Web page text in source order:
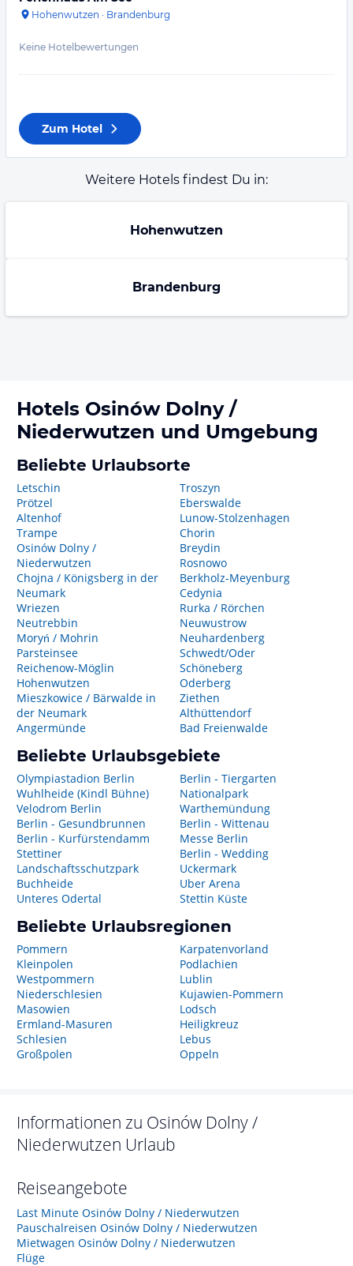
Hohenwutzen · Brandenburg
Keine Hotelbewertungen
Zum Hotel
Weitere Hotels findest Du in:
Hohenwutzen
Brandenburg
Hotels Osinów Dolny /
Niederwutzen und Umgebung
Beliebte Urlaubsorte
Letschin
Prötzel
Altenhof
Trampe
Osinów Dolny /
Niederwutzen
Chojna / Königsberg in der
Neumark
Wriezen
Neutrebbin
Moryń / Mohrin
Parsteinsee
Reichenow-Möglin
Hohenwutzen
Mieszkowice / Bärwalde in
der Neumark
Angermünde
Troszyn
Eberswalde
Lunow-Stolzenhagen
Chorin
Breydin
Rosnowo
Berkholz-Meyenburg
Cedynia
Rurka / Rörchen
Neuwustrow
Neuhardenberg
Schwedt/Oder
Schöneberg
Oderberg
Ziethen
Althüttendorf
Bad Freienwalde
Beliebte Urlaubsgebiete
Olympiastadion Berlin
Wuhlheide (Kindl Bühne)
Velodrom Berlin
Berlin - Gesundbrunnen
Berlin - Kurfürstendamm
Stettiner
Landschaftsschutzpark
Buchheide
Unteres Odertal
Berlin - Tiergarten
Nationalpark
Warthemündung
Berlin - Wittenau
Messe Berlin
Berlin - Wedding
Uckermark
Uber Arena
Stettin Küste
Beliebte Urlaubsregionen
Pommern
Kleinpolen
Westpommern
Niederschlesien
Masowien
Ermland-Masuren
Schlesien
Großpolen
Karpatenvorland
Podlachien
Lublin
Kujawien-Pommern
Lodsch
Heiligkreuz
Lebus
Oppeln
Informationen zu Osinów Dolny /
Niederwutzen Urlaub
Reiseangebote
Last Minute Osinów Dolny / Niederwutzen
Pauschalreisen Osinów Dolny / Niederwutzen
Mietwagen Osinów Dolny / Niederwutzen
Flüge